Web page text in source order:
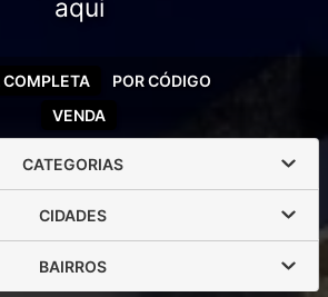
aqui
VENDA
COMPLETA POR CÓDIGO
CATEGORIAS
CIDADES
BAIRROS